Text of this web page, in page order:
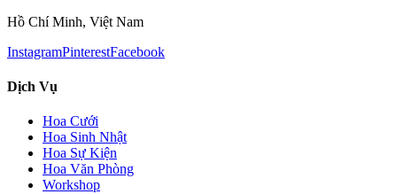
Hồ Chí Minh, Việt Nam
InstagramPinterestFacebook
Dịch Vụ
Hoa Cưới
Hoa Sinh Nhật
Hoa Sự Kiện
Hoa Văn Phòng
Workshop